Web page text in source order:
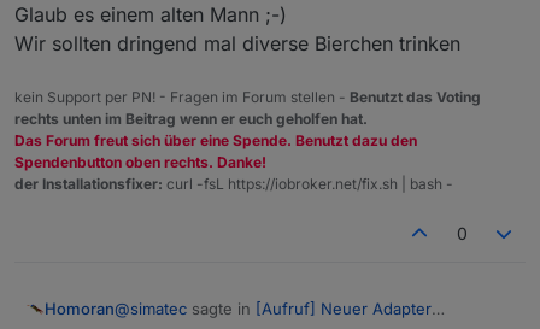
Glaub es einem alten Mann ;-)
Wir sollten dringend mal diverse Bierchen trinken
kein Support per PN! - Fragen im Forum stellen - Benutzt das Voting
rechts unten im Beitrag wenn er euch geholfen hat.
Das Forum freut sich über eine Spende. Benutzt dazu den
Spendenbutton oben rechts. Danke!
der Installationsfixer: curl -fsL https://iobroker.net/fix.sh | bash -
0
Homoran@simatec sagte in [Aufruf] Neuer Adapter